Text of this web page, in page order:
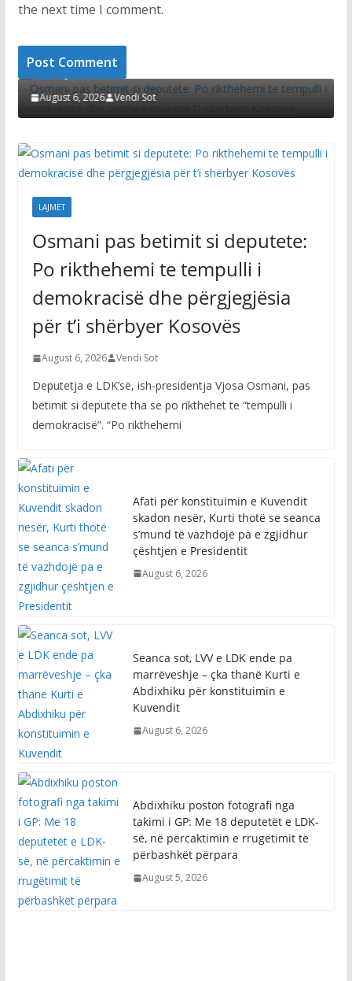
the next time I comment.
i demokracisë dhe përgjegjësia për t’i
Kosovës
6, 2026 Vendi Sot
Kurti thotë
zgjidhur
August 6,
LAJMET
Osmani pas betimit si deputete:
Po rikthehemi te tempulli i
demokracisë dhe përgjegjësia
për t’i shërbyer Kosovës
August 6, 2026
Deputetja e LDK’së, ish-presidentja Vjosa Osmani, pas
betimit si deputete tha se po rikthehet te “tempulli i
demokracisë”. “Po rikthehemi
Afati për konstituimin e Kuvendit
skadon nesër, Kurti thotë se seanca
s’mund të vazhdojë pa e zgjidhur
çështjen e Presidentit
August 6, 2026
Seanca sot, LVV e LDK ende pa
marrëveshje – çka thanë Kurti e
Abdixhiku për konstituimin e
Kuvendit
August 6, 2026
Abdixhiku poston fotografi nga
takimi i GP: Me 18 deputetët e LDK-
së, në përcaktimin e rrugëtimit të
përbashkët përpara
August 5, 2026